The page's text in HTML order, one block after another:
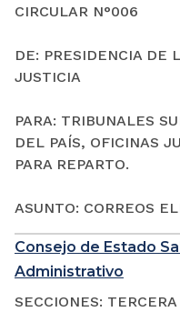
CIRCULAR N°006
DE: PRESIDENCIA DE
JUSTICIA
PARA: TRIBUNALES
DEL PAÍS, OFICINAS
PARA REPARTO.
ASUNTO: CORREOS
Consejo de Estado
Administrativo
SECCIONES: